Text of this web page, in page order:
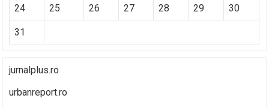
24 25 26 27 28 29 30
31
jurnalplus.ro
urbanreport.ro